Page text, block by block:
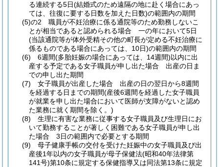
る連続する5日(結婚式のため遠隔の地に赴く場合にあっ
ては、往復に要する日数を加えた日数)の範囲内の期間
(5)の2
職員が不妊治療に係る通院等のため勤務しないこ
とが相当であると認められる場合 一の年において5日
(当該通院等が体外受精その他の町長が定める不妊治療に
係るものである場合にあっては、10日)の範囲内の期間
(6)
6週間(多胎妊娠の場合にあっては、14週間)以内に出
産する予定である女子職員が申し出た場合 出産の日ま
での申し出た期間
(7)
女子職員が出産した場合 出産の日の翌日から8週間
を経過する日までの期間(産後6週間を経過した女子職員
が就業を申し出た場合において医師が支障がないと認め
た業務に就く期間を除く。)
(8)
生理に有害な業務に従事する女子職員及び生理日にお
いて勤務することが著しく困難である女子職員が申し出
た場合 3日の範囲内で必要とする期間
(9)
母子健康手帳の交付を受けた妊娠中の女子職員及び出
産後1年以内の女子職員が母子保健法(昭和40年法律第
141号)第10条に規定する保健指導又は同法第13条に規定